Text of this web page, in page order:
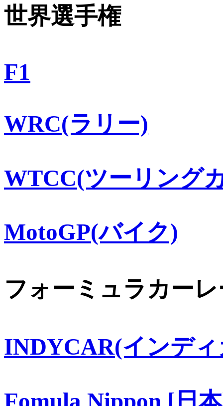
世界選手権
F1
WRC(ラリー)
WTCC(ツーリング
MotoGP(バイク)
フォーミュラカー
INDYCAR(インデ